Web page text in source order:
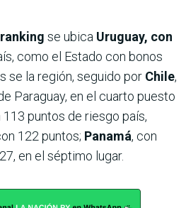
se ubica Uruguay, con
como el Estado con bonos
se la región, seguido por Chile,
Paraguay, en el cuarto puesto
puntos de riesgo país,
122 puntos; Panamá, con
en el séptimo lugar.